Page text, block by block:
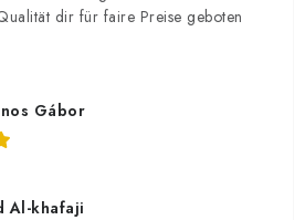
dir für faire Preise geboten
Gábor
Al-khafaji